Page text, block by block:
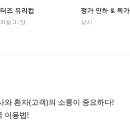
즈 유리컵
월 31일
정가 인하 & 특
상시
와 환자(고객)의 소통이 중요하다!
이용법!